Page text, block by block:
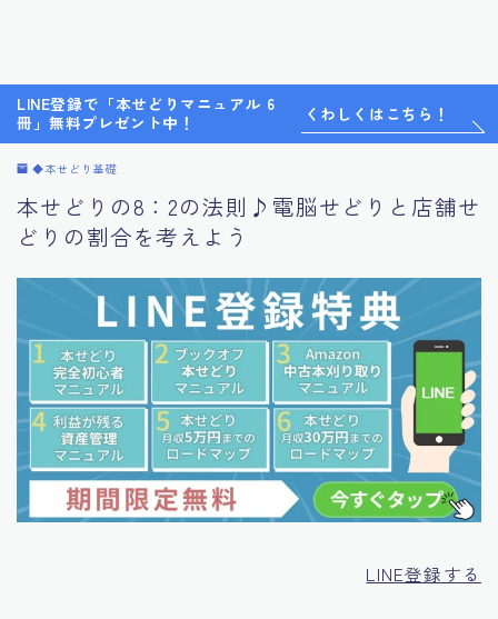
LINE登録で「本せどりマニュアル 6
冊」無料プレゼント中！
くわしくはこちら！
◆本せどり基礎
本せどりの8：2の法則♪電脳せどりと店舗せ
どりの割合を考えよう
LINE登録する